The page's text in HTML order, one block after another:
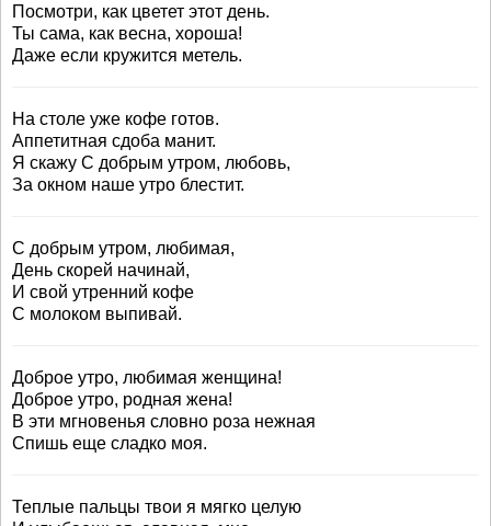
Посмотри, как цветет этот день.
Ты сама, как весна, хороша!
Даже если кружится метель.
На столе уже кофе готов.
Аппетитная сдоба манит.
Я скажу С добрым утром, любовь,
За окном наше утро блестит.
С добрым утром, любимая,
День скорей начинай,
И свой утренний кофе
С молоком выпивай.
Доброе утро, любимая женщина!
Доброе утро, родная жена!
В эти мгновенья словно роза нежная
Спишь еще сладко моя.
Теплые пальцы твои я мягко целую